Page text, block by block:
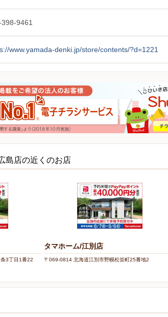
9461
www.yamada-denki.jp/store/contents/?d=1221
島店の近くのお店
3丁目1番22
タマホーム/江別店
〒069-0814 北海道江別市野幌松並町25番地2